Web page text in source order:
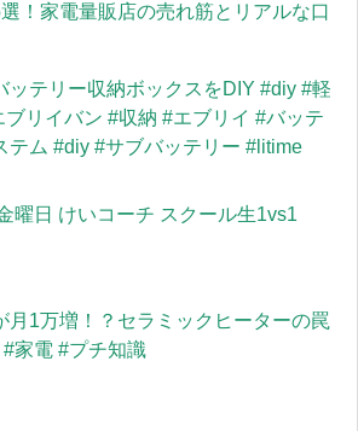
！家電量販店の売れ筋とリアルな口
ッテリー収納ボックスをDIY #diy #軽
ブリイバン #収納 #エブリイ #バッテ
テム #diy #サブバッテリー #litime
曜日 けいコーチ スクール生1vs1
月1万増！？セラミックヒーターの罠
家電 #プチ知識